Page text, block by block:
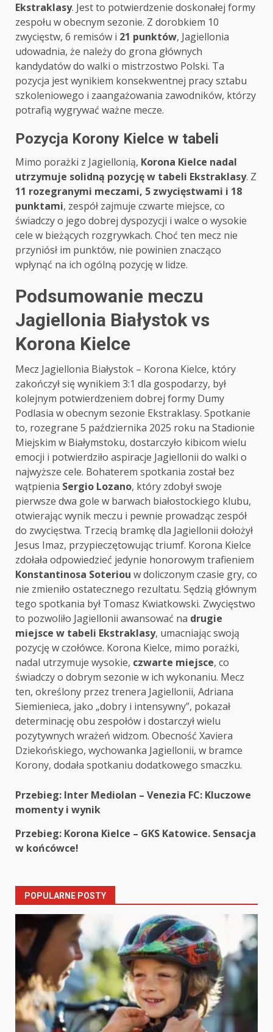
Ekstraklasy. Jest to potwierdzenie doskonałej formy
zespołu w obecnym sezonie. Z dorobkiem 10
zwycięstw, 6 remisów i 21 punktów, Jagiellonia
udowadnia, że należy do grona głównych
kandydatów do walki o mistrzostwo Polski. Ta
pozycja jest wynikiem konsekwentnej pracy sztabu
szkoleniowego i zaangażowania zawodników, którzy
potrafią wygrywać ważne mecze.
Pozycja Korony Kielce w tabeli
Mimo porażki z Jagiellonią, Korona Kielce nadal
utrzymuje solidną pozycję w tabeli Ekstraklasy. Z
11 rozegranymi meczami, 5 zwycięstwami i 18
punktami, zespół zajmuje czwarte miejsce, co
świadczy o jego dobrej dyspozycji i walce o wysokie
cele w bieżących rozgrywkach. Choć ten mecz nie
przyniósł im punktów, nie powinien znacząco
wpłynąć na ich ogólną pozycję w lidze.
Podsumowanie meczu
Jagiellonia Białystok vs
Korona Kielce
Mecz Jagiellonia Białystok – Korona Kielce, który
zakończył się wynikiem 3:1 dla gospodarzy, był
kolejnym potwierdzeniem dobrej formy Dumy
Podlasia w obecnym sezonie Ekstraklasy. Spotkanie
to, rozegrane 5 października 2025 roku na Stadionie
Miejskim w Białymstoku, dostarczyło kibicom wielu
emocji i potwierdziło aspiracje Jagiellonii do walki o
najwyższe cele. Bohaterem spotkania został bez
wątpienia Sergio Lozano, który zdobył swoje
pierwsze dwa gole w barwach białostockiego klubu,
otwierając wynik meczu i pewnie prowadząc zespół
do zwycięstwa. Trzecią bramkę dla Jagiellonii dołożył
Jesus Imaz, przypieczętowując triumf. Korona Kielce
zdołała odpowiedzieć jedynie honorowym trafieniem
Konstantinosa Soteriou w doliczonym czasie gry, co
nie zmieniło ostatecznego rezultatu. Sędzią głównym
tego spotkania był Tomasz Kwiatkowski. Zwycięstwo
to pozwoliło Jagiellonii awansować na drugie
miejsce w tabeli Ekstraklasy, umacniając swoją
pozycję w czołówce. Korona Kielce, mimo porażki,
nadal utrzymuje wysokie, czwarte miejsce, co
świadczy o dobrym sezonie w ich wykonaniu. Mecz
ten, określony przez trenera Jagiellonii, Adriana
Siemienieca, jako „dobry i intensywny”, pokazał
determinację obu zespołów i dostarczył wielu
pozytywnych wrażeń widzom. Obecność Xaviera
Dziekońskiego, wychowanka Jagiellonii, w bramce
Korony, dodała spotkaniu dodatkowego smaczku.
Post
navigation
Przebieg: Inter Mediolan – Venezia FC: Kluczowe
momenty i wynik
Przebieg: Korona Kielce – GKS Katowice. Sensacja
w końcówce!
POPULARNE POSTY